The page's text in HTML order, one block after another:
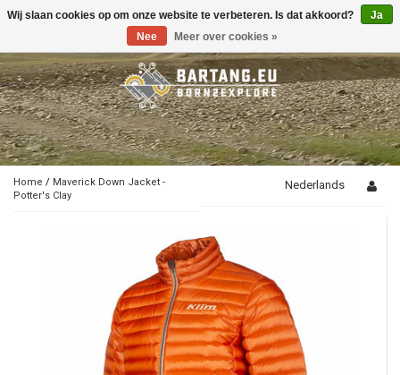
Toggle
Home / Maverick Down Jacket -
Potter's Clay
Nederlands
Wij slaan cookies op om onze website te verbeteren. Is dat akkoord?
Ja
Nee
Meer over cookies »